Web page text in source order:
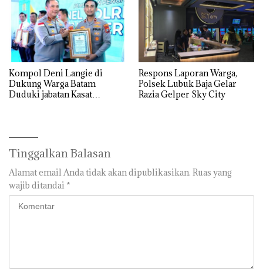
Kompol Deni Langie di
Dukung Warga Batam
Duduki jabatan Kasat
Respons Laporan Warga,
Polsek Lubuk Baja Gelar
Razia Gelper Sky City
Tinggalkan Balasan
Alamat email Anda tidak akan dipublikasikan. Ruas yang
wajib ditandai *